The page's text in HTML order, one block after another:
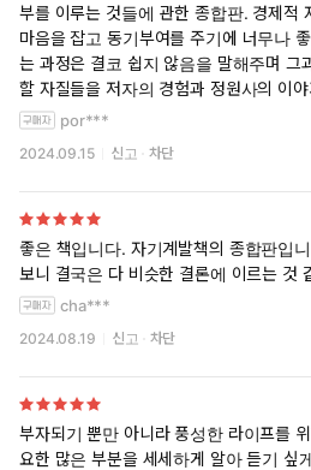
픽션과 논픽션이 절반씩 차지하는 독
‘지혜로운 현자’인 부자 정원사가 주
는 과정’을 한 편의 소설처럼 들려준
경험에서 얻은 부의 원칙들을 명료하
20대 아들에게 들려주기 위해 3년간
일장 연설 혹은 충고나 자랑처럼 들리
물론 삶의 기준을 세우려는 모든 사람
자학 책’이 탄생했다.
부 자체보다 내적 수양, 자기 신뢰, 위
언어를 물려주기 위해 쓴 책으로, 한 아
해 알려주고 싶었던 지혜로 가득하다.
구고 싶은 사람들, 혹은 자식에게 부자
람들이라면 ‘부자의 언어’를 들어보시
부를 이루는 것들에 관한 종합판. 경제적
마음을 잡고 동기부여를 주기에 너무나
는 과정은 결코 쉽지 않음을 말해주며 그
할 자질들을 저자의 경험과 정원사의 이
있습니다. 부자가 되는 길을 현실적으로
부여 잡을 수 있도록 해주는 너무나 감사
por***
2024.09.15 신고 차단
좋은 책입니다. 자기계발책의 종합판입
보니 결국은 다 비슷한 결론에 이르는 것
cha***
2024.08.19 신고 차단
부자되기 뿐만 아니라 풍성한 라이프를
요한 많은 부분을 세세하게 알아 듣기 싶